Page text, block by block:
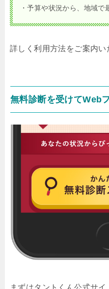
・予算や状況から、地域
詳しく利用方法をご案内い
無料診断を受けてWeb
まずはタントくん公式サ